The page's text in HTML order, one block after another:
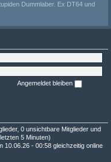
Dummlaber. Ex DT64 und
Angemeldet bleiben
0 unsichtbare Mitglieder und
5 Minuten)
10.06.26 - 00:58 gleichzeitig online